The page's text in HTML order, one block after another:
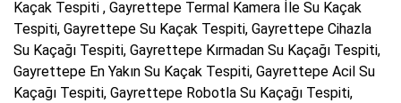
Kaçak Tespiti , Gayrettepe Termal Kamera İle Su Kaçak
Tespiti, Gayrettepe Su Kaçak Tespiti, Gayrettepe Cihazla
Su Kaçağı Tespiti, Gayrettepe Kırmadan Su Kaçağı Tespiti,
Gayrettepe En Yakın Su Kaçak Tespiti, Gayrettepe Acil Su
Kaçağı Tespiti, Gayrettepe Robotla Su Kaçağı Tespiti,